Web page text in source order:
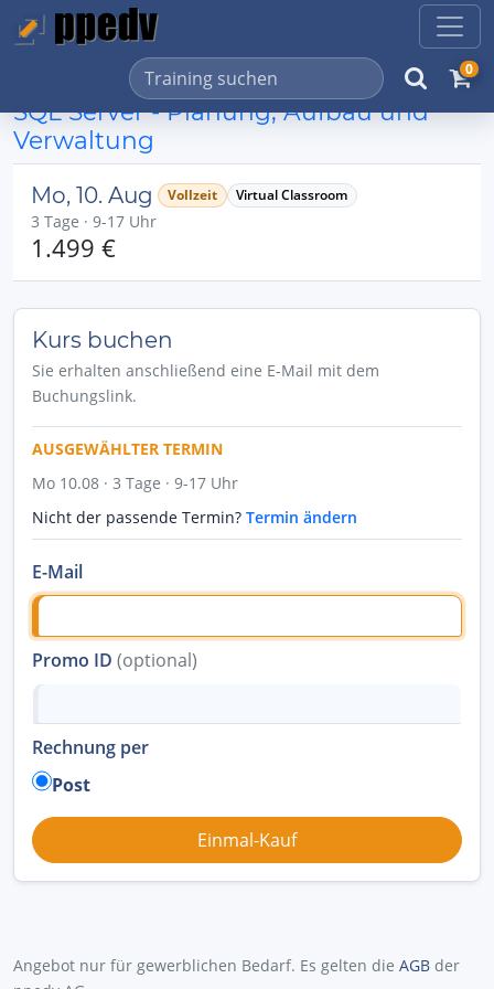
0
SQL Server - Planung, Aufbau und
Verwaltung
Mo, 10. Aug Vollzeit Virtual Classroom
3 Tage · 9-17 Uhr
1.499 €
Kurs buchen
Sie erhalten anschließend eine E-Mail mit dem
Buchungslink.
AUSGEWÄHLTER TERMIN
Mo 10.08 · 3 Tage · 9-17 Uhr
Nicht der passende Termin? Termin ändern
E-Mail
Promo ID (optional)
Rechnung per
Post
Angebot nur für gewerblichen Bedarf. Es gelten die AGB der